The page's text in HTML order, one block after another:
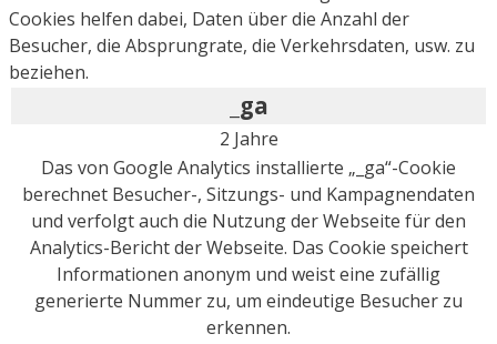
Cookies helfen dabei, Daten über die Anzahl der
Besucher, die Absprungrate, die Verkehrsdaten, usw. zu
beziehen.
_ga
2 Jahre
Das von Google Analytics installierte „_ga“-Cookie
berechnet Besucher-, Sitzungs- und Kampagnendaten
und verfolgt auch die Nutzung der Webseite für den
Analytics-Bericht der Webseite. Das Cookie speichert
Informationen anonym und weist eine zufällig
generierte Nummer zu, um eindeutige Besucher zu
erkennen.